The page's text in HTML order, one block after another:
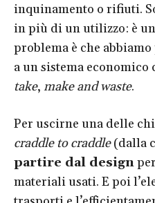
inquinamento o rifiuti.
in più di un utilizzo: è
problema è che
a un sistema economico
take, make and waste.
Per uscirne una delle
craddle to craddle(dalla
partire dal design
materiali usati. E poi